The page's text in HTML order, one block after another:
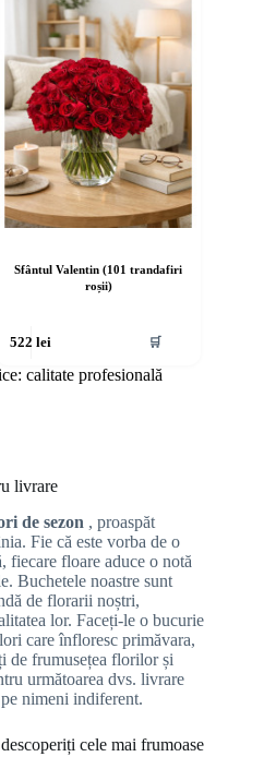
Sfântul Valentin (101 trandafiri
roșii)
522lei
🛒
calitate profesională
livrare
de sezon , proaspăt
Fie că este vorba de o
fiecare floare aduce o notă
Buchetele noastre sunt
de florarii noștri,
lor. Faceți-le o bucurie
care înfloresc primăvara,
de frumusețea florilor și
următoarea dvs. livrare
nimeni indiferent.
cele mai frumoase